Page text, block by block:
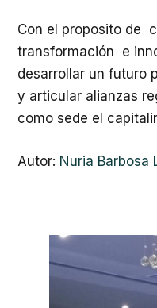
Con el proposito de
transformación e
desarrollar un futuro
y articular alianzas
como sede el
Autor: Nuria Barbosa